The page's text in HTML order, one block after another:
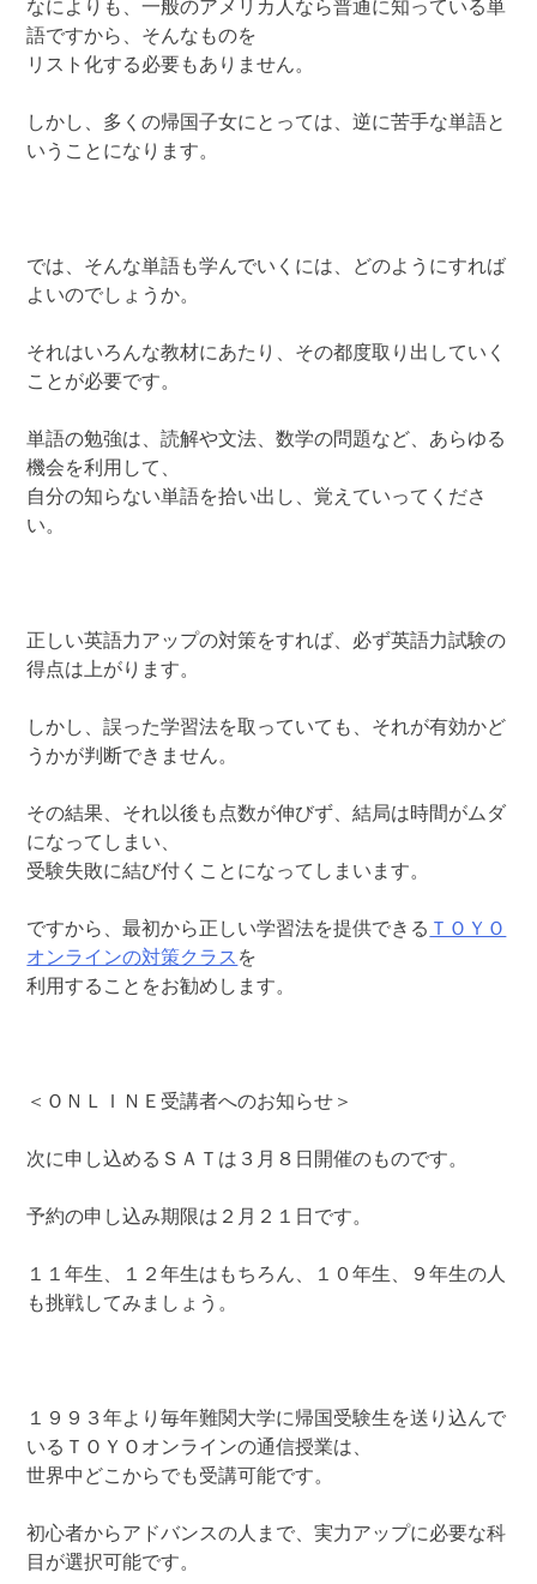
なによりも、一般のアメリカ人なら普通に知っている単
語ですから、そんなものを
リスト化する必要もありません。
しかし、多くの帰国子女にとっては、逆に苦手な単語と
いうことになります。
では、そんな単語も学んでいくには、どのようにすれば
よいのでしょうか。
それはいろんな教材にあたり、その都度取り出していく
ことが必要です。
単語の勉強は、読解や文法、数学の問題など、あらゆる
機会を利用して、
自分の知らない単語を拾い出し、覚えていってくださ
い。
正しい英語力アップの対策をすれば、必ず英語力試験の
得点は上がります。
しかし、誤った学習法を取っていても、それが有効かど
うかが判断できません。
その結果、それ以後も点数が伸びず、結局は時間がムダ
になってしまい、
受験失敗に結び付くことになってしまいます。
ですから、最初から正しい学習法を提供できる ＴＯＹＯ
オンラインの対策クラス を
利用することをお勧めします。
＜ＯＮＬＩＮＥ受講者へのお知らせ＞
次に申し込めるＳＡＴは３月８日開催のものです。
予約の申し込み期限は２月２１日です。
１１年生、１２年生はもちろん、１０年生、９年生の人
も挑戦してみましょう。
１９９３年より毎年難関大学に帰国受験生を送り込んで
いるＴＯＹＯオンラインの通信授業は、
世界中どこからでも受講可能です。
初心者からアドバンスの人まで、実力アップに必要な科
目が選択可能です。